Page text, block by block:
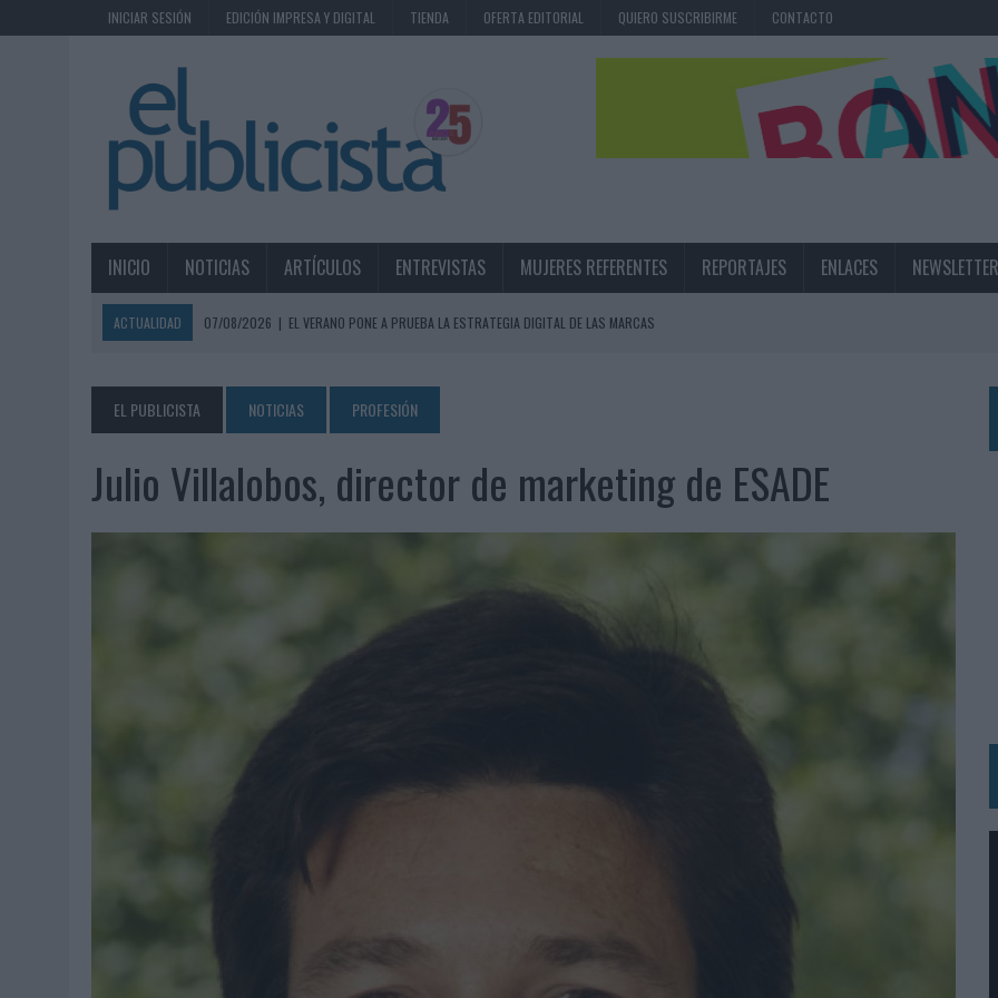
INICIAR SESIÓN EDICIÓN IMPRESA Y DIGITAL TIENDA OFERTA EDITORIAL QUIERO SUSCRIBIRME CONTACTO
INICIO NOTICIAS ARTÍCULOS ENTREVISTAS MUJERES REFERENTES REPORTAJES ENLACES NEWSLETTER
ACTUALIDAD 07/08/2026 | EL VERANO PONE A PRUEBA LA ESTRATEGIA DIGITAL DE LAS MARCAS
CUANDO SE APAGUE EL SOL, EL ECLIPSE DE 2026 PONDRÁ A PRUEBA LA CREATIVIDAD DE LAS MARCAS
06/08/2026 | ‘LA VUELTA’, DE FENOMENAL PARA MÁLAGA CF
06/08/2026 |
SIETE DE CADA DIEZ EMPRESAS ESPAÑOLAS NO INTEGRAN LA INFANCIA EN SU ESTRATEGIA
06/08/2026
EL MERCADO PUBLICITARIO CAE UN 2,6% EN 2025, AUNQUE LOS MEDIOS CONTROLADOS MANTIENEN EL CRECIMIENTO
SYSTEM1 NOMBRA A KIMBERLY BASTONI COMO NUEVA DIRECTORA COMERCIAL GLOBAL
FRIGO Y UNIQLO LANZAN UNA COLECCIÓN PERSONALIZABLE INSPIRADA EN CORNETTO, CALIPPO Y SOLERO
LA IA ESTÁ SUBIENDO EL LISTÓN DE LA CREATIVIDAD
BEON WORLDWIDE LANZA RAÍZ URBANA PARA TRANSFORMAR EL PATRIMONIO HISTÓRICO EN ACTIVOS CULTURALES Y ECONÓMICOS
FABRA COMUNICACIÓN INCORPORA A CASONÁ Y ASUME LA GESTIÓN DE SUS RELACIONES CON LOS MEDIOS
LUIS ARQUILLOS (BURGO DE ARIAS): “LA CONSTRUCCIÓN DE MARCA A LARGO PLAZO Y LA MEDICIÓN SON DOS CARAS DE LA MISMA
EL PUBLICISTA NOTICIAS PROFESIÓN
Julio Villalobos, director de marketing de ESADE